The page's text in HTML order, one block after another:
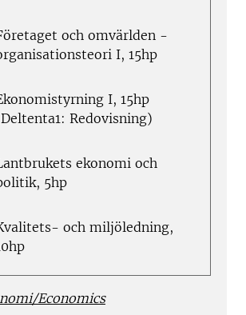
och omvärlden -
I, 15hp
I, 15hp
Redovisning)
ekonomi och
5hp
och miljöledning,
Economics